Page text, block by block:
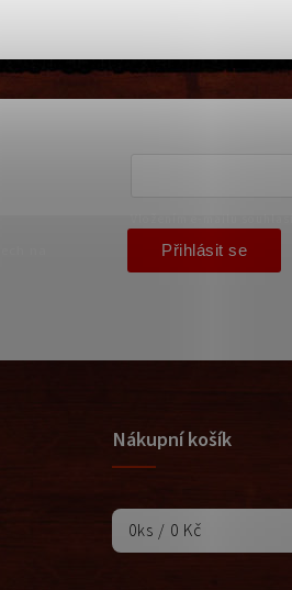
Nákupní košík
0ks / 0 Kč
Přihlásit se